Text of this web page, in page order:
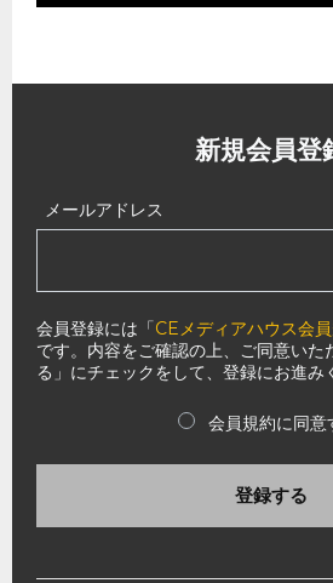
新規会員登
メールアドレス
会員登録には「CEメディアハウス会
です。内容をご確認の上、ご同意いた
る」にチェックをして、登録にお進み
会員規約に同意
登録する